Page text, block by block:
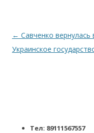
Навигация по
← Савченко вернулась
Украинское
Тел: 89111567557